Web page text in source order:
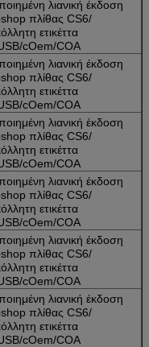
λιανική έκδοση
πλίθας CS6/
ετικέττα
cOem/COA
λιανική έκδοση
πλίθας CS6/
ετικέττα
cOem/COA
λιανική έκδοση
πλίθας CS6/
ετικέττα
cOem/COA
λιανική έκδοση
πλίθας CS6/
ετικέττα
cOem/COA
λιανική έκδοση
πλίθας CS6/
ετικέττα
cOem/COA
λιανική έκδοση
πλίθας CS6/
ετικέττα
cOem/COA